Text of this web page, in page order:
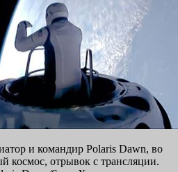
и командир Polaris Dawn, во
космос, отрывок с трансляции.